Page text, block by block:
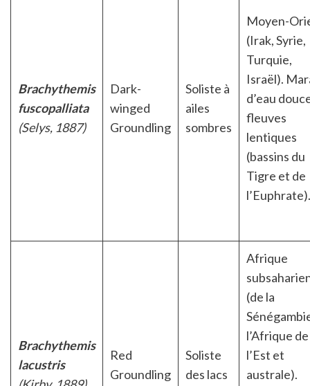
Brachythemis
fuscopalliata
(Selys, 1887)
Dark-
winged
Groundling
Soliste à
ailes
sombres
Moyen-
(Irak, Syrie,
Turquie,
Israël).
d’eau
fleuves
lentiques
(bassins du
Tigre et de
l’Euphrate).
Brachythemis
lacustris
Red
Groundling
Soliste
des lacs
Afrique
(de la
l’Afrique de
l’Est et
australe).